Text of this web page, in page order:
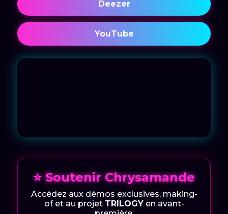
Deezer
YouTube
⭐ Soutenir Chrysamande
Accédez aux démos exclusives, making-
of et au projet TRILOGYen avant-